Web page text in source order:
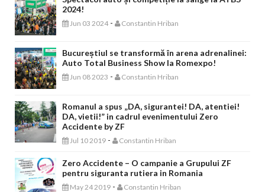
2024!
Jun 03 2024 - Constantin Hriban
Bucureștiul se transformă în arena adrenalinei:
Auto Total Business Show la Romexpo!
Jun 08 2023 - Constantin Hriban
Romanul a spus „DA, sigurantei! DA, atentiei!
DA, vietii!” in cadrul evenimentului Zero
Accidente by ZF
Jul 10 2019 - Constantin Hriban
Zero Accidente – O campanie a Grupului ZF
pentru siguranta rutiera in Romania
May 24 2019 - Constantin Hriban